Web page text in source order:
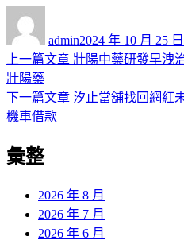
admin佈
日
2024 年 10 月 25 日
文
章
導
覽
上一篇文章 上
篇
壯陽中藥研發早洩
壯陽藥
下一篇文章 下
汐止當舖找回網紅
機車借款
彙整
2026 年 8 月
2026 年 7 月
2026 年 6 月